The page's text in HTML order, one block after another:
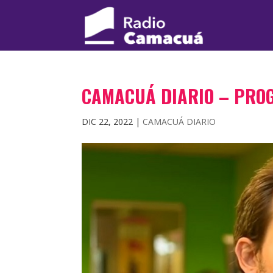
CAMACUÁ DIARIO –
DIC 22, 2022 | CAMACUÁ DIARIO